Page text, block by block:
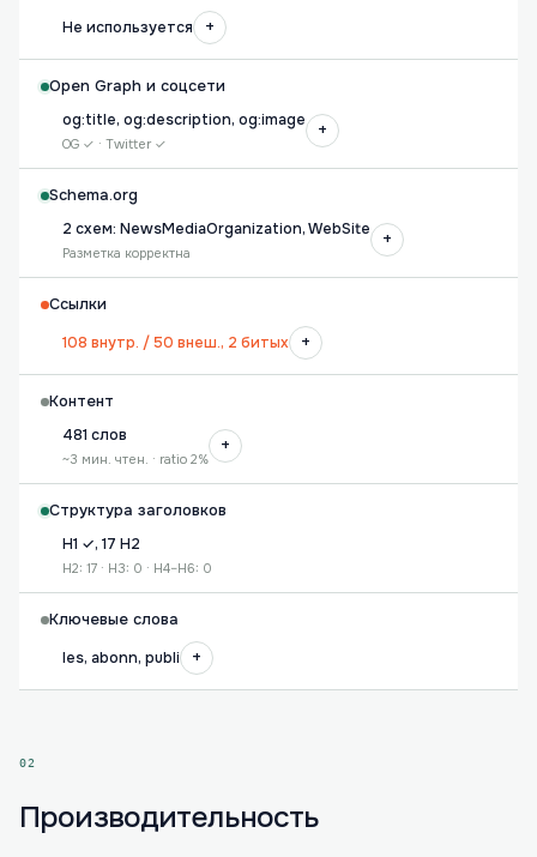
Не используется
+
Open Graph и соцсети
og:title, og:description, og:image
OG ✓ · Twitter ✓
+
Schema.org
2 схем: NewsMediaOrganization, WebSite
Разметка корректна
+
Ссылки
108 внутр. / 50 внеш., 2 битых
+
Контент
481 слов
~3 мин. чтен. · ratio 2%
+
Структура заголовков
H1 ✓, 17 H2
H2: 17 · H3: 0 · H4–H6: 0
Ключевые слова
les, abonn, publi
+
02
Производительность